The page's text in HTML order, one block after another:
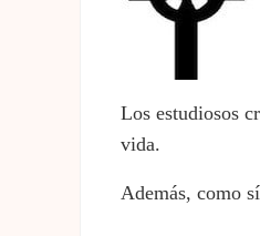
Los estudiosos
vida.
Además, como